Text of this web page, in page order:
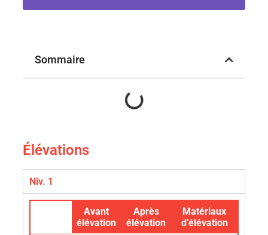
Sommaire
Élévations
Niv. 1
Avant
élévation
Après
élévation
Matériaux
d’élévation